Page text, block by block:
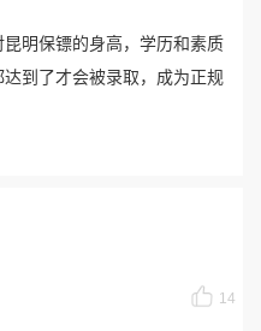
明保镖的身高，学历和素质
到了才会被录取，成为正规
14